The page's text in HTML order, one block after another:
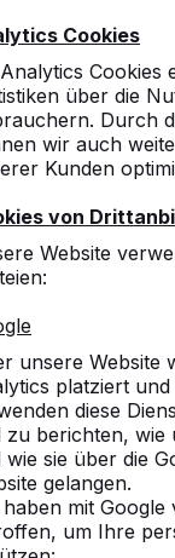
Cookies
Cookies
über die
Durch
wir auch
Kunden
von
Website
unsere Website
platziert
diese
zu berichten, wie
wie sie über die
gelangen.
mit
um Ihre